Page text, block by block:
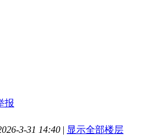
报
3-31 14:40 | 显示全部楼层